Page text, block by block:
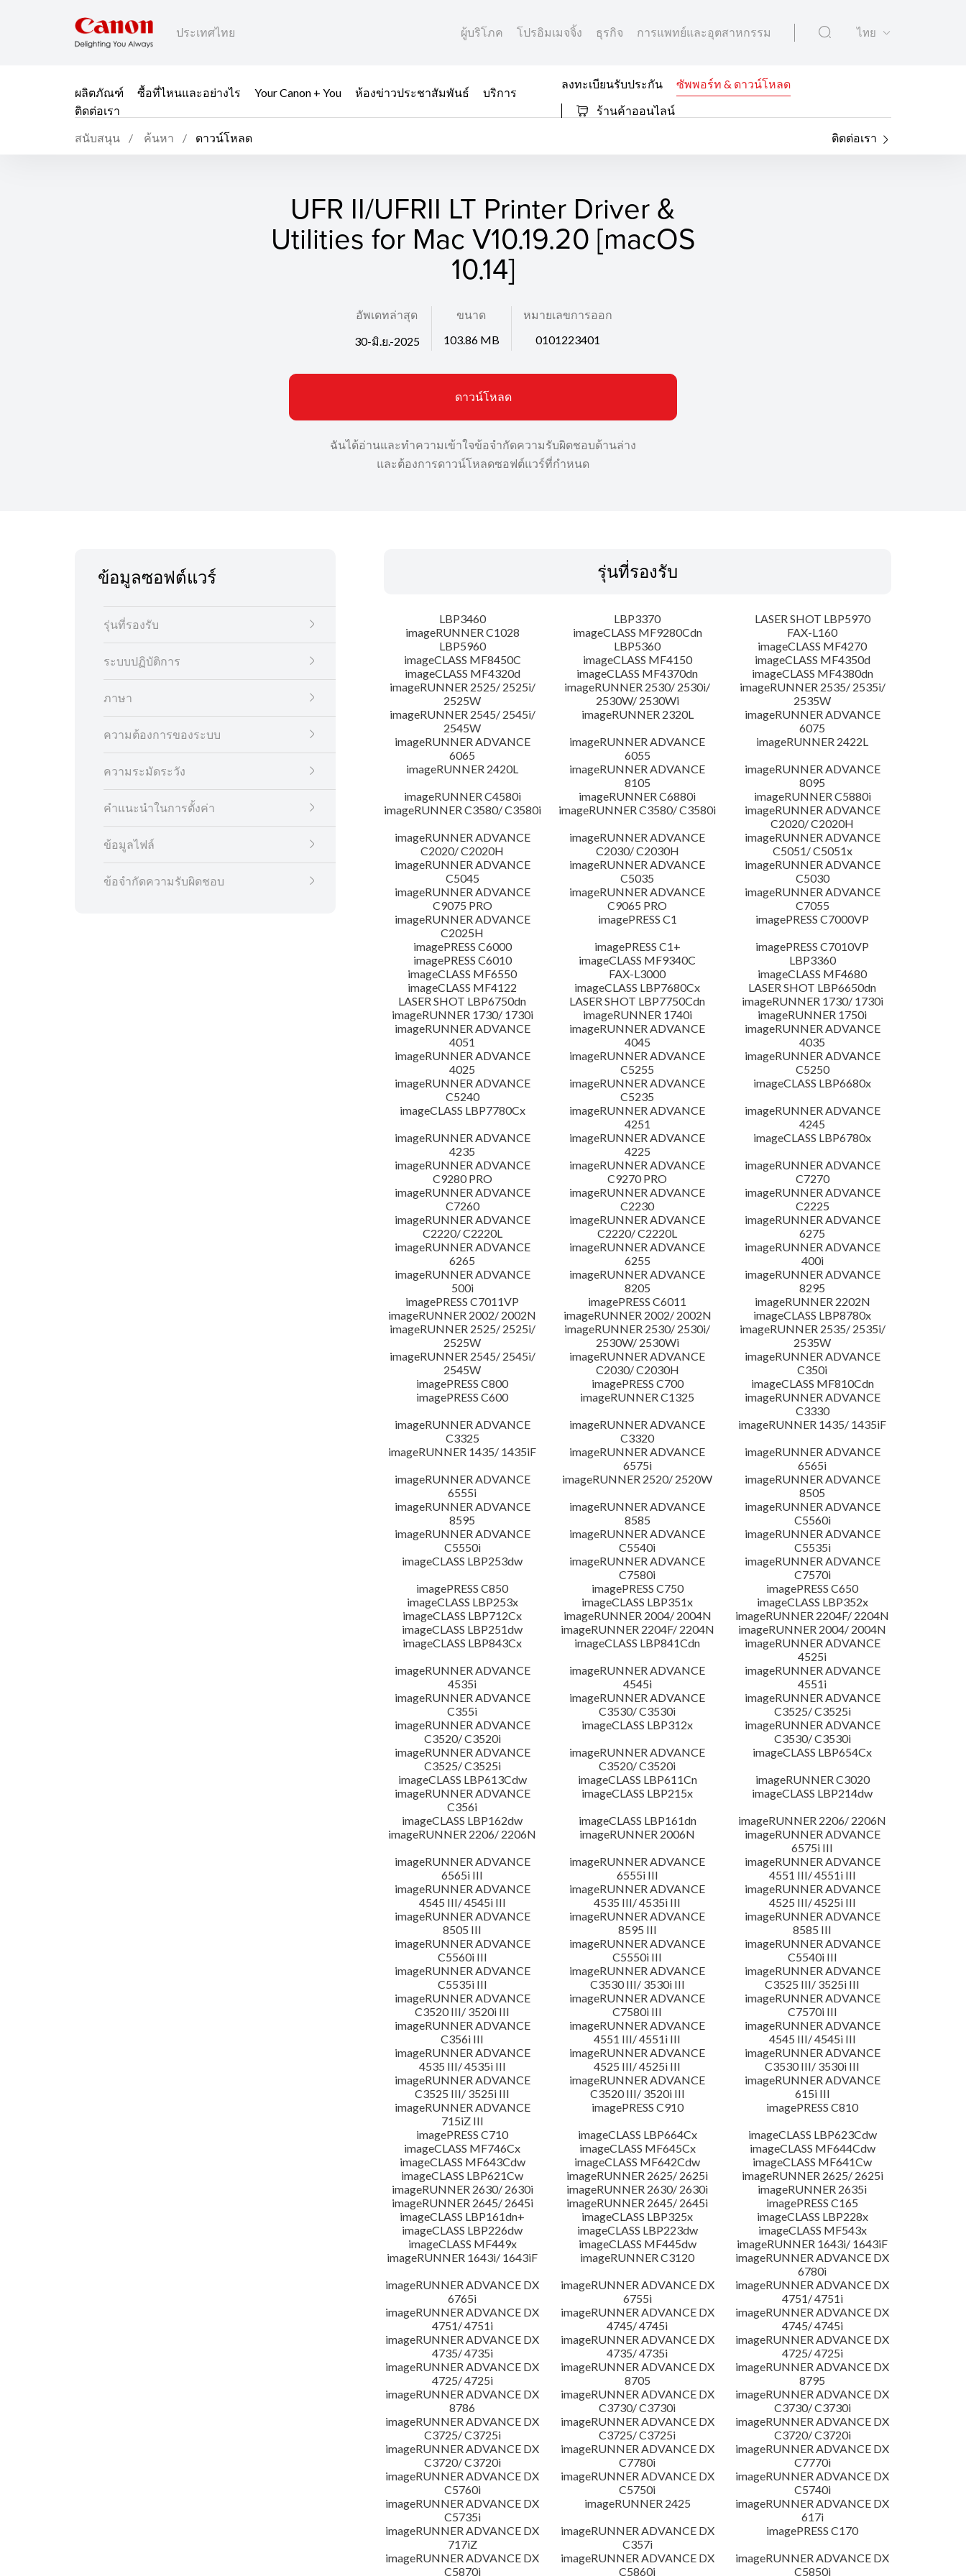
ประเทศไทย ผู้บริโภค โปรอิมเมจจิ้ง ธุรกิจ การแพทย์และอุตสาหกรรม ไทย
ผลิตภัณฑ์ ซื้อที่ไหนและอย่างไร Your Canon + You ห้องข่าวประชาสัมพันธ์
บริการ
ติดต่อเรา
ลงทะเบียนรับประกัน
ซัพพอร์ท & ดาวน์โหลด
ร้านค้าออนไลน์
สนับสนุน ค้นหา ดาวน์โหลด ติดต่อเรา
UFR II/UFRII LT Printer Driver &
Utilities for Mac V10.19.20 [macOS
10.14]
อัพเดทล่าสุด
30-มิ.ย.-2025
ขนาด
103.86 MB
หมายเลขการออก
0101223401
ดาวน์โหลด
ฉันได้อ่านและทำความเข้าใจข้อจำกัดความรับผิดชอบด้านล่าง
และต้องการดาวน์โหลดซอฟต์แวร์ที่กำหนด
ข้อมูลซอฟต์แวร์
รุ่นที่รองรับ
ระบบปฏิบัติการ
ภาษา
ความต้องการของระบบ
ความระมัดระวัง
คำแนะนำในการตั้งค่า
ข้อมูลไฟล์
ข้อจำกัดความรับผิดชอบ
รุ่นที่รองรับ
LBP3460 LBP3370
LASER SHOT LBP5970
imageRUNNER C1028
imageCLASS MF9280Cdn
FAX-L160
LBP5960
LBP5360
imageCLASS MF4270
imageCLASS MF8450C
imageCLASS MF4150
imageCLASS MF4350d
imageCLASS MF4320d
imageCLASS MF4370dn
imageCLASS MF4380dn
imageRUNNER 2525/ 2525i/
2525W
imageRUNNER 2530/ 2530i/
2530W/ 2530Wi
imageRUNNER 2535/ 2535i/
2535W
imageRUNNER 2545/ 2545i/
2545W
imageRUNNER 2320L
imageRUNNER ADVANCE
6075
imageRUNNER ADVANCE
6065
imageRUNNER ADVANCE
6055
imageRUNNER 2422L
imageRUNNER 2420L
imageRUNNER ADVANCE
8105
imageRUNNER ADVANCE
8095
imageRUNNER C4580i
imageRUNNER C6880i
imageRUNNER C5880i
imageRUNNER C3580/ C3580i
imageRUNNER C3580/ C3580i
imageRUNNER ADVANCE
C2020/ C2020H
imageRUNNER ADVANCE
C2020/ C2020H
imageRUNNER ADVANCE
C2030/ C2030H
imageRUNNER ADVANCE
C5051/ C5051x
imageRUNNER ADVANCE
C5045
imageRUNNER ADVANCE
C5035
imageRUNNER ADVANCE
C5030
imageRUNNER ADVANCE
C9075 PRO
imageRUNNER ADVANCE
C9065 PRO
imageRUNNER ADVANCE
C7055
imageRUNNER ADVANCE
C2025H
imagePRESS C1
imagePRESS C7000VP
imagePRESS C6000
imagePRESS C1+
imagePRESS C7010VP
imagePRESS C6010
imageCLASS MF9340C
LBP3360
imageCLASS MF6550
FAX-L3000
imageCLASS MF4680
imageCLASS MF4122
imageCLASS LBP7680Cx
LASER SHOT LBP6650dn
LASER SHOT LBP6750dn
LASER SHOT LBP7750Cdn
imageRUNNER 1730/ 1730i
imageRUNNER 1730/ 1730i
imageRUNNER 1740i
imageRUNNER 1750i
imageRUNNER ADVANCE
4051
imageRUNNER ADVANCE
4045
imageRUNNER ADVANCE
4035
imageRUNNER ADVANCE
4025
imageRUNNER ADVANCE
C5255
imageRUNNER ADVANCE
C5250
imageRUNNER ADVANCE
C5240
imageRUNNER ADVANCE
C5235
imageCLASS LBP6680x
imageCLASS LBP7780Cx
imageRUNNER ADVANCE
4251
imageRUNNER ADVANCE
4245
imageRUNNER ADVANCE
4235
imageRUNNER ADVANCE
4225
imageCLASS LBP6780x
imageRUNNER ADVANCE
C9280 PRO
imageRUNNER ADVANCE
C9270 PRO
imageRUNNER ADVANCE
C7270
imageRUNNER ADVANCE
C7260
imageRUNNER ADVANCE
C2230
imageRUNNER ADVANCE
C2225
imageRUNNER ADVANCE
C2220/ C2220L
imageRUNNER ADVANCE
C2220/ C2220L
imageRUNNER ADVANCE
6275
imageRUNNER ADVANCE
6265
imageRUNNER ADVANCE
6255
imageRUNNER ADVANCE
400i
imageRUNNER ADVANCE
500i
imageRUNNER ADVANCE
8205
imageRUNNER ADVANCE
8295
imagePRESS C7011VP
imagePRESS C6011
imageRUNNER 2202N
imageRUNNER 2002/ 2002N
imageRUNNER 2002/ 2002N
imageCLASS LBP8780x
imageRUNNER 2525/ 2525i/
2525W
imageRUNNER 2530/ 2530i/
2530W/ 2530Wi
imageRUNNER 2535/ 2535i/
2535W
imageRUNNER 2545/ 2545i/
2545W
imageRUNNER ADVANCE
C2030/ C2030H
imageRUNNER ADVANCE
C350i
imagePRESS C800
imagePRESS C700
imageCLASS MF810Cdn
imagePRESS C600
imageRUNNER C1325
imageRUNNER ADVANCE
C3330
imageRUNNER ADVANCE
C3325
imageRUNNER ADVANCE
C3320
imageRUNNER 1435/ 1435iF
imageRUNNER 1435/ 1435iF
imageRUNNER ADVANCE
6575i
imageRUNNER ADVANCE
6565i
imageRUNNER ADVANCE
6555i
imageRUNNER 2520/ 2520W
imageRUNNER ADVANCE
8505
imageRUNNER ADVANCE
8595
imageRUNNER ADVANCE
8585
imageRUNNER ADVANCE
C5560i
imageRUNNER ADVANCE
C5550i
imageRUNNER ADVANCE
C5540i
imageRUNNER ADVANCE
C5535i
imageCLASS LBP253dw
imageRUNNER ADVANCE
C7580i
imageRUNNER ADVANCE
C7570i
imagePRESS C850
imagePRESS C750
imagePRESS C650
imageCLASS LBP253x
imageCLASS LBP351x
imageCLASS LBP352x
imageCLASS LBP712Cx
imageRUNNER 2004/ 2004N
imageRUNNER 2204F/ 2204N
imageCLASS LBP251dw
imageRUNNER 2204F/ 2204N
imageRUNNER 2004/ 2004N
imageCLASS LBP843Cx
imageCLASS LBP841Cdn
imageRUNNER ADVANCE
4525i
imageRUNNER ADVANCE
4535i
imageRUNNER ADVANCE
4545i
imageRUNNER ADVANCE
4551i
imageRUNNER ADVANCE
C355i
imageRUNNER ADVANCE
C3530/ C3530i
imageRUNNER ADVANCE
C3525/ C3525i
imageRUNNER ADVANCE
C3520/ C3520i
imageCLASS LBP312x
imageRUNNER ADVANCE
C3530/ C3530i
imageRUNNER ADVANCE
C3525/ C3525i
imageRUNNER ADVANCE
C3520/ C3520i
imageCLASS LBP654Cx
imageCLASS LBP613Cdw
imageCLASS LBP611Cn
imageRUNNER C3020
imageRUNNER ADVANCE
C356i
imageCLASS LBP215x
imageCLASS LBP214dw
imageCLASS LBP162dw
imageCLASS LBP161dn
imageRUNNER 2206/ 2206N
imageRUNNER 2206/ 2206N
imageRUNNER 2006N
imageRUNNER ADVANCE
6575i III
imageRUNNER ADVANCE
6565i III
imageRUNNER ADVANCE
6555i III
imageRUNNER ADVANCE
4551 III/ 4551i III
imageRUNNER ADVANCE
4545 III/ 4545i III
imageRUNNER ADVANCE
4535 III/ 4535i III
imageRUNNER ADVANCE
4525 III/ 4525i III
imageRUNNER ADVANCE
8505 III
imageRUNNER ADVANCE
8595 III
imageRUNNER ADVANCE
8585 III
imageRUNNER ADVANCE
C5560i III
imageRUNNER ADVANCE
C5550i III
imageRUNNER ADVANCE
C5540i III
imageRUNNER ADVANCE
C5535i III
imageRUNNER ADVANCE
C3530 III/ 3530i III
imageRUNNER ADVANCE
C3525 III/ 3525i III
imageRUNNER ADVANCE
C3520 III/ 3520i III
imageRUNNER ADVANCE
C7580i III
imageRUNNER ADVANCE
C7570i III
imageRUNNER ADVANCE
C356i III
imageRUNNER ADVANCE
4551 III/ 4551i III
imageRUNNER ADVANCE
4545 III/ 4545i III
imageRUNNER ADVANCE
4535 III/ 4535i III
imageRUNNER ADVANCE
4525 III/ 4525i III
imageRUNNER ADVANCE
C3530 III/ 3530i III
imageRUNNER ADVANCE
C3525 III/ 3525i III
imageRUNNER ADVANCE
C3520 III/ 3520i III
imageRUNNER ADVANCE
615i III
imageRUNNER ADVANCE
715iZ III
imagePRESS C910
imagePRESS C810
imagePRESS C710
imageCLASS LBP664Cx
imageCLASS LBP623Cdw
imageCLASS MF746Cx
imageCLASS MF645Cx
imageCLASS MF644Cdw
imageCLASS MF643Cdw
imageCLASS MF642Cdw
imageCLASS MF641Cw
imageCLASS LBP621Cw
imageRUNNER 2625/ 2625i
imageRUNNER 2625/ 2625i
imageRUNNER 2630/ 2630i
imageRUNNER 2630/ 2630i
imageRUNNER 2635i
imageRUNNER 2645/ 2645i
imageRUNNER 2645/ 2645i
imagePRESS C165
imageCLASS LBP161dn+
imageCLASS LBP325x
imageCLASS LBP228x
imageCLASS LBP226dw
imageCLASS LBP223dw
imageCLASS MF543x
imageCLASS MF449x
imageCLASS MF445dw
imageRUNNER 1643i/ 1643iF
imageRUNNER 1643i/ 1643iF
imageRUNNER C3120
imageRUNNER ADVANCE DX
6780i
imageRUNNER ADVANCE DX
6765i
imageRUNNER ADVANCE DX
6755i
imageRUNNER ADVANCE DX
4751/ 4751i
imageRUNNER ADVANCE DX
4751/ 4751i
imageRUNNER ADVANCE DX
4745/ 4745i
imageRUNNER ADVANCE DX
4745/ 4745i
imageRUNNER ADVANCE DX
4735/ 4735i
imageRUNNER ADVANCE DX
4735/ 4735i
imageRUNNER ADVANCE DX
4725/ 4725i
imageRUNNER ADVANCE DX
4725/ 4725i
imageRUNNER ADVANCE DX
8705
imageRUNNER ADVANCE DX
8795
imageRUNNER ADVANCE DX
8786
imageRUNNER ADVANCE DX
C3730/ C3730i
imageRUNNER ADVANCE DX
C3730/ C3730i
imageRUNNER ADVANCE DX
C3725/ C3725i
imageRUNNER ADVANCE DX
C3725/ C3725i
imageRUNNER ADVANCE DX
C3720/ C3720i
imageRUNNER ADVANCE DX
C3720/ C3720i
imageRUNNER ADVANCE DX
C7780i
imageRUNNER ADVANCE DX
C7770i
imageRUNNER ADVANCE DX
C5760i
imageRUNNER ADVANCE DX
C5750i
imageRUNNER ADVANCE DX
C5740i
imageRUNNER ADVANCE DX
C5735i
imageRUNNER 2425
imageRUNNER ADVANCE DX
617i
imageRUNNER ADVANCE DX
717iZ
imageRUNNER ADVANCE DX
C357i
imagePRESS C170
imageRUNNER ADVANCE DX
C5870i
imageRUNNER ADVANCE DX
C5860i
imageRUNNER ADVANCE DX
C5850i